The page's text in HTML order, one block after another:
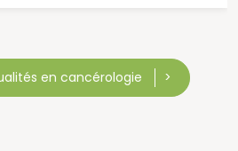
en cancérologie